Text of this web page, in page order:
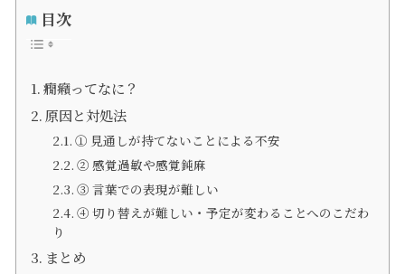
目次
癇癪ってなに？
原因と対処法
① 見通しが持てないことによる不安
② 感覚過敏や感覚鈍麻
③ 言葉での表現が難しい
④ 切り替えが難しい・予定が変わることへのこだわ
り
まとめ